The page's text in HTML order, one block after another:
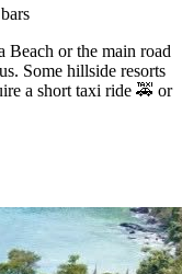
Beach or the main road
Some hillside resorts
a short taxi ride 🚕 or